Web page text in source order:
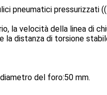
pneumatici pressurizzati
la velocità della linea di
la distanza di torsione
del foro:50 mm.